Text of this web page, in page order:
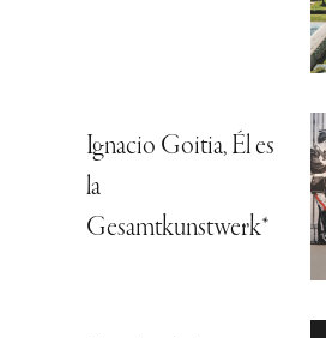
Ignacio Goitia, Él es
la
Gesamtkunstwerk*